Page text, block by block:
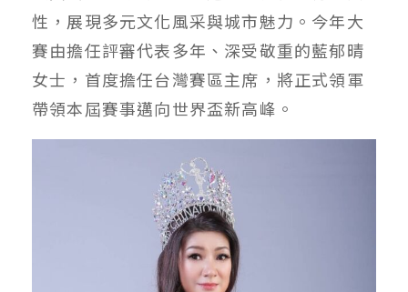
性，展現多元文化風采與城市魅力。今年大
賽由擔任評審代表多年、深受敬重的藍郁晴
女士，首度擔任台灣賽區主席，將正式領軍
帶領本屆賽事邁向世界盃新高峰。